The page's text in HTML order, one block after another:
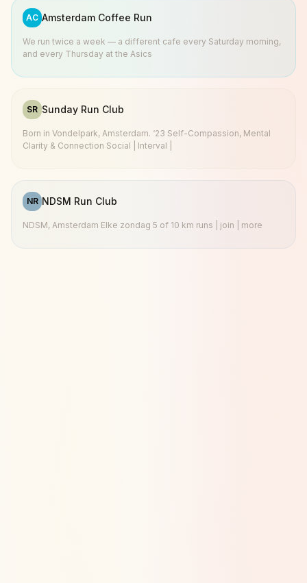
AC Amsterdam Coffee Run
We run twice a week — a different cafe every Saturday morning,
and every Thursday at the Asics
SR Sunday Run Club
Born in Vondelpark, Amsterdam. ‘23 Self-Compassion, Mental
Clarity & Connection Social | Interval |
NR NDSM Run Club
NDSM, Amsterdam Elke zondag 5 of 10 km runs | join | more